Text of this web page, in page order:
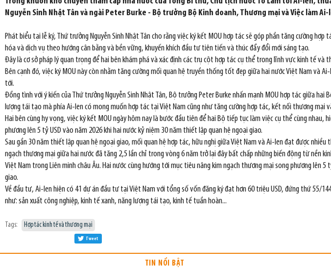
Nguyễn Sinh Nhật Tân và ngài Peter Burke - Bộ trưởng Bộ Kinh doanh, Thương mại và Việc làm
Phát biểu tại lễ ký, Thứ trưởng Nguyễn Sinh Nhật Tân cho rằng việc ký kết MOU hợp tác sẽ góp phần tăng cường
hóa và dịch vụ theo hướng cân bằng và bền vững, khuyến khích đầu tư tiên tiến và thúc đẩy đổi mới sáng tạo.
Đây là cơ sở pháp lý quan trọng để hai bên khám phá và xác định các trụ cột hợp tác cụ thể trong lĩnh vực kinh tế
Bên cạnh đó, việc ký MOU này còn nhằm tăng cường mối quan hệ truyền thống tốt đẹp giữa hai nước Việt Nam và
tới.
Đồng tình với ý kiến của Thứ trưởng Nguyễn Sinh Nhật Tân, Bộ trưởng Peter Burke nhấn mạnh MOU hợp tác giữa
lượng tái tạo mà phía Ai-len có mong muốn hợp tác tại Việt Nam cũng như tăng cường hợp tác, kết nối thương
Hai bên cùng hy vọng, việc ký kết MOU ngày hôm nay là bước đầu tiên để hai Bộ tiếp tục làm việc cụ thể cùng
phương lên 5 tỷ USD vào năm 2026 khi hai nước kỷ niệm 30 năm thiết lập quan hệ ngoại giao.
Sau gần 30 năm thiết lập quan hệ ngoại giao, mối quan hệ hợp tác, hữu nghị giữa Việt Nam và Ai-len đạt được
ngạch thương mại giữa hai nước đã tăng 2,5 lần chỉ trong vòng 6 năm trở lại đây bất chấp những biến động từ
Việt Nam trong Liên minh châu Âu. Hai nước cùng hướng tới mục tiêu nâng kim ngạch thương mại song phương lên
giao.
Về đầu tư, Ai-len hiện có 41 dự án đầu tư tại Việt Nam với tổng số vốn đăng ký đạt hơn 60 triệu USD, đứng thứ
như: sản xuất công nghiệp, kinh tế xanh, năng lượng tái tạo, kinh tế tuần hoàn...
Tags: Hợp tác kinh tế và thương mại
Tweet
TIN NỔI BẬT